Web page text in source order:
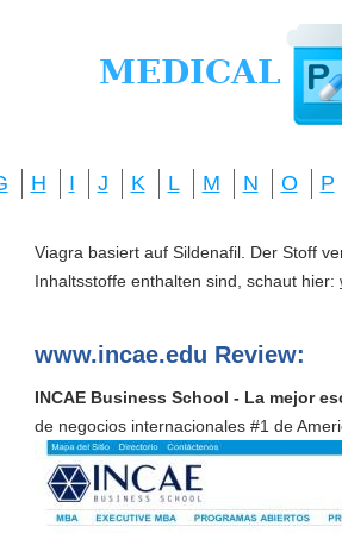
H I J K L M N O P
Viagra basiert auf Sildenafil. Der Stoff
Inhaltsstoffe enthalten sind, schaut hier:
www.incae.edu Review:
INCAE Business School - La mejor
de negocios internacionales #1 de